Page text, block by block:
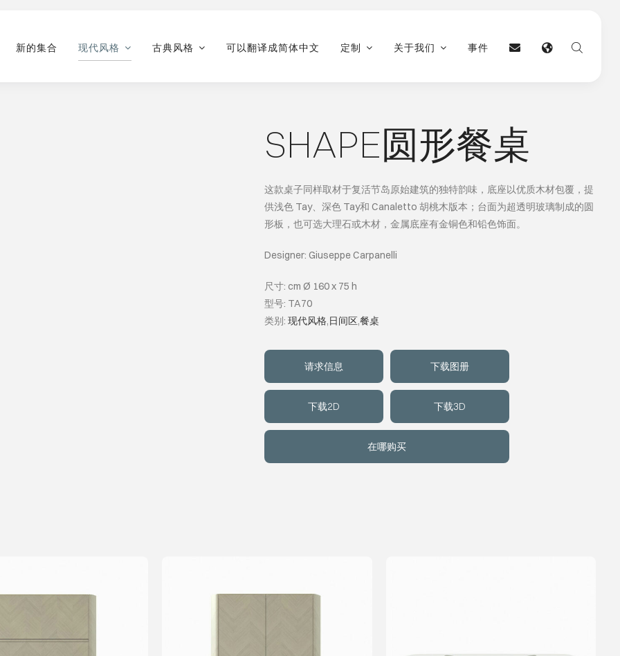
新的集合 现代风格 古典风格 可以翻译成简体中文 定制 关于我们 事件
SHAPE圆形餐桌
这款桌子同样取材于复活节岛原始建筑的独特韵味，底座以优质木材包覆，提
供浅色 Tay、深色 Tay和 Canaletto 胡桃木版本；台面为超透明玻璃制成的圆
形板，也可选大理石或木材，金属底座有金铜色和铅色饰面。
Designer: Giuseppe Carpanelli
尺寸: cm Ø 160 x 75 h
型号: TA70
类别: 现代风格,日间区,餐桌
请求信息 下载图册
下载2D 下载3D
在哪购买